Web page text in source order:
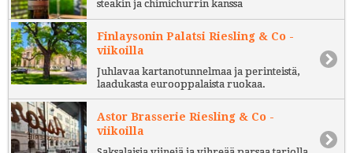
steakin ja chimichurrin kanssa
Finlaysonin Palatsi Riesling & Co -
viikoilla
Juhlavaa kartanotunnelmaa ja perinteistä,
laadukasta eurooppalaista ruokaa.
Astor Brasserie Riesling & Co -
viikoilla